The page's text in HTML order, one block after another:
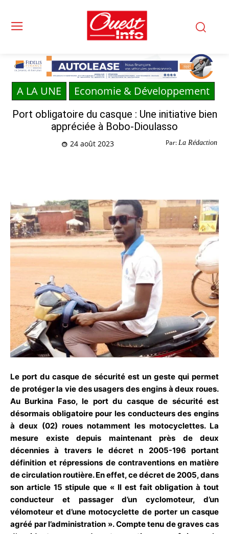
A LA UNE Economie & Développement
Port obligatoire du casque : Une initiative bien
appréciée à Bobo-Dioulasso
Par: La Rédaction
24 août 2023
Le port du casque de sécurité est un geste qui permet
de protéger la vie des usagers des engins à deux roues.
Au Burkina Faso, le port du casque de sécurité est
désormais obligatoire pour les conducteurs des engins
à deux (02) roues notamment les motocyclettes. La
mesure existe depuis maintenant près de deux
décennies à travers le décret n 2005-196 portant
définition et répressions de contraventions en matière
de circulation routière. En effet, ce décret de 2005, dans
son article 15 stipule que « Il est fait obligation à tout
conducteur et passager d’un cyclomoteur, d’un
vélomoteur et d’une motocyclette de porter un casque
agréé par l’administration ». Compte tenu de graves cas